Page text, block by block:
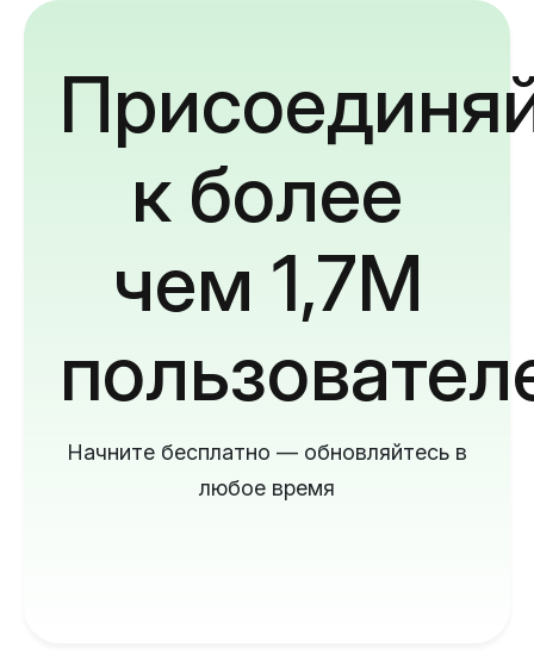
к более
чем 1,7M
Начните бесплатно — обновляйтесь в
любое время